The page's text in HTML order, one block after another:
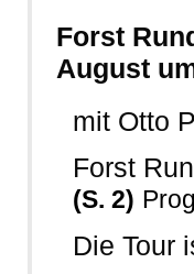
Forst
August
mit Otto
Forst
(S. 2)
Die Tour